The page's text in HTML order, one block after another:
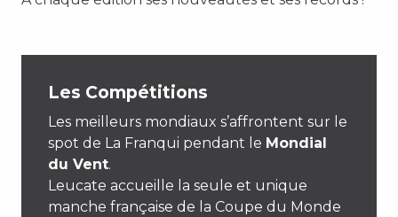
Les Compétitions
Les meilleurs mondiaux s’affrontent sur le
spot de La Franqui pendant le Mondial
du Vent.
Leucate accueille la seule et unique
manche française de la Coupe du Monde